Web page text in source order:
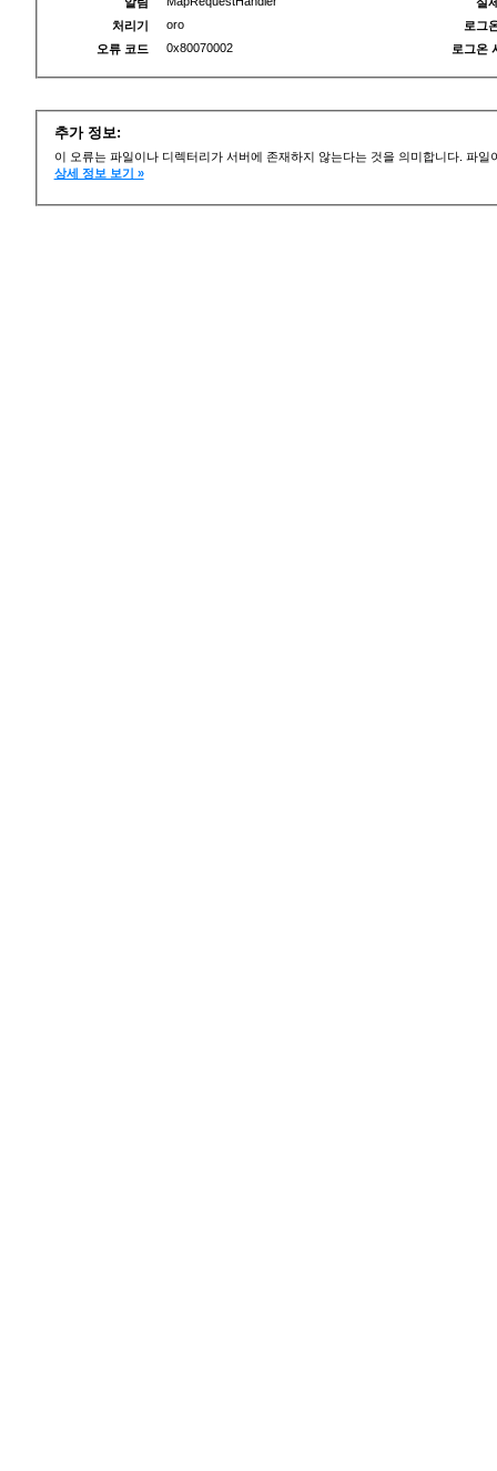
처리기
oro
오류 코드
0x80070002
로그
로그온
추가 정보:
이 오류는 파일이나 디렉터리가 서버에 존재하지 않는다는 것을 의미합니다. 파
상세 정보 보기 »